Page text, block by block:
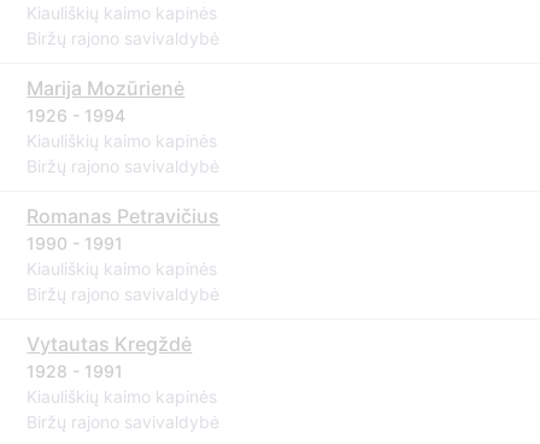
Kiauliškių kaimo kapinės
Biržų rajono savivaldybė
Marija Mozūrienė
1926 - 1994
Kiauliškių kaimo kapinės
Biržų rajono savivaldybė
Romanas Petravičius
1990 - 1991
Kiauliškių kaimo kapinės
Biržų rajono savivaldybė
Vytautas Kregždė
1928 - 1991
Kiauliškių kaimo kapinės
Biržų rajono savivaldybė